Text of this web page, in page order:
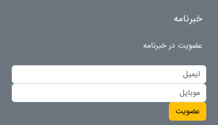
خبرنامه
عضویت در خبرنامه
عضویت